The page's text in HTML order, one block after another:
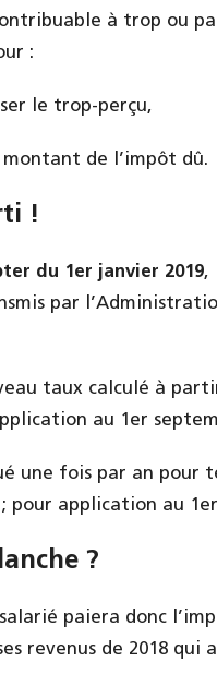
à trop ou
:
le trop-perçu,
de l’impôt dû.
!
du 1er janvier 2019,
par
taux calculé à
au 1er
une fois par an pour
; pour application au
?
paiera donc
revenus de 2018